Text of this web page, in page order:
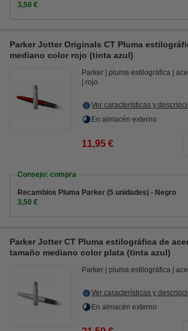
3,50 €
Parker Jotter Originals CT Pluma
mediano color rojo (tinta azul)
Parker pluma estilográfica
rojo
Ver características y
En almacén externo
11,95 €
Consejo: compra
Recambios Pluma Parker (5 unidades) - Negro
3,50 €
Parker Jotter CT Pluma estilográfica de
tamaño mediano color plata (tinta azul)
Parker pluma estilográfica
Ver características y
En almacén externo